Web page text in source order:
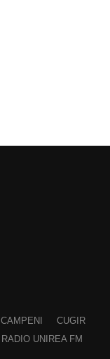
CAMPENI
CUGIR
RADIO UNIREA FM